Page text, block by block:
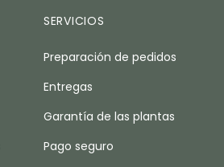
SERVICIOS
Preparación de pedidos
Entregas
Garantía de las plantas
Pago seguro